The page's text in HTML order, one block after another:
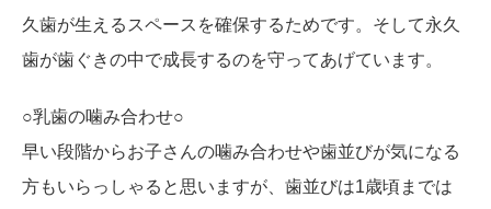
久歯が生えるスペースを確保するためです。そして永久
歯が歯ぐきの中で成長するのを守ってあげています。
○乳歯の噛み合わせ○
早い段階からお子さんの噛み合わせや歯並びが気になる
方もいらっしゃると思いますが、歯並びは1歳頃までは